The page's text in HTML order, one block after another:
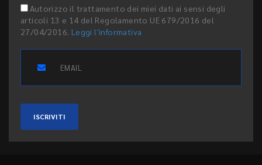
Autorizzo il trattamento dei miei dati ai sensi degli
articoli 13 e 14 del Regolamento UE 679/2016 del
27/04/2016. Leggi l'informativa
ISCRIVITI